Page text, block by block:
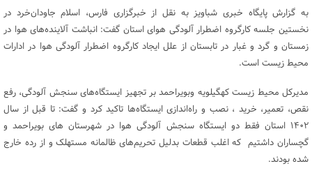
به گزارش پایگاه خبری شباویز به نقل از خبرگزاری فارس، اسلام جاودان‌خرد در
نخستین جلسه کارگروه اضطرار آلودگی هوای استان گفت: انباشت آلاینده‌های هوا در
زمستان و گرد و غبار در تابستان از علل ایجاد کارگروه اضطرار آلودگی هوا در ادارات
محیط زیست است.
مدیرکل محیط زیست کهگیلویه وبویراحمد بر تجهیز ایستگاه‌های سنجش آلودگی، رفع
نقص، تعمیر، خرید ، نصب و راه‌اندازی ایستگاه‌ها تاکید کرد و گفت: تا قبل از سال
۱۴۰۲ استان فقط دو ایستگاه سنجش آلودگی هوا در شهرستان های بویراحمد و
گچساران داشتیم که اغلب قطعات بدلیل تحریم‌های ظالمانه مستهلک و از رده خارج
شده بودند.